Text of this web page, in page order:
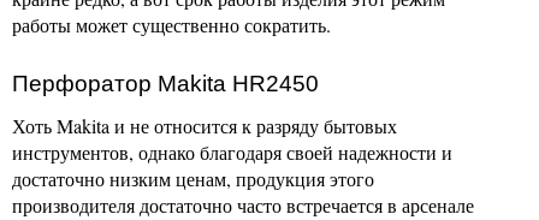
работы может существенно сократить.
Перфоратор Makita HR2450
Хоть Makita и не относится к разряду бытовых
инструментов, однако благодаря своей надежности и
достаточно низким ценам, продукция этого
производителя достаточно часто встречается в арсенале